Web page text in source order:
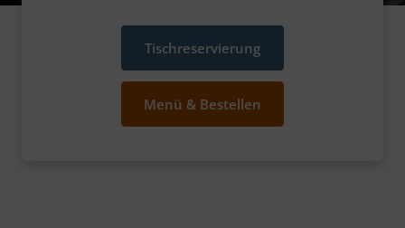
Tischreservierung
Menü & Bestellen